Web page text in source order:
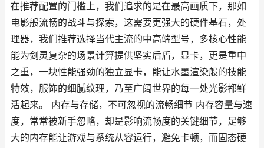
在推荐配置的门槛上，我们追求的是在最高画质下，那如
电影般流畅的战斗与探索，这需要更强大的硬件基石，处
理器，我们推荐选择当代主流的中高端型号，多核心性能
能为剑灵复杂的场景计算提供坚实后盾，显卡，更是重中
之重，一块性能强劲的独立显卡，能让水墨渲染般的技能
特效，服饰的细腻纹理，乃至广阔世界的每一处光影都鲜
活起来。 内存与存储，不可忽视的流畅细节 内存容量与速
度，常常被新手忽略，却是影响流畅度的关键细节，足够
大的内存能让游戏与系统从容运行，避免卡顿，而固态硬